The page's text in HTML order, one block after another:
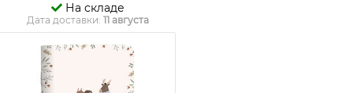
На складе
Дата доставки: 11 августа